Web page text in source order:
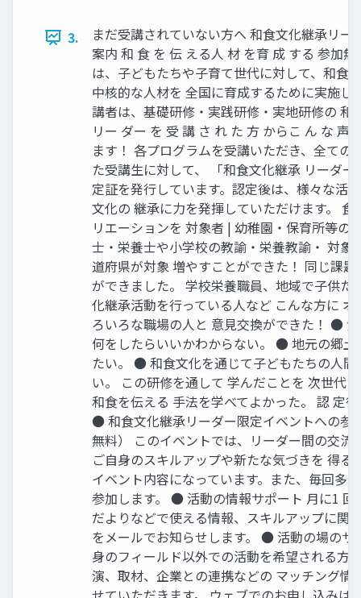
3.
まだ受講されていない方へ 和食文化継承リー
案内 和 食 を 伝 える人 材 を育 成 する 参加
は、子どもたちや子育て世代に対して、和食
中核的な人材を 全国に育成するために実施し
講者は、基礎研修・実践研修・実地研修の 和
リー ダー を 受 講 さ れ た 方 からこ ん な 声
ます！ 各プログラムを受講いただき、全ての
た受講生に対して、 「和食文化継承 リーダー
定証を発行しています。認定後は、様々な活
文化の 継承に力を発揮していただけます。 食
リエーションを 対象者 | 幼稚園・保育所等の
士・栄養士や小学校の教諭・栄養教諭・ 対象
道府県が対象 増やすことができた！ 同じ課題
ができました。 学校栄養職員、地域で子供た
化継承活動を行っている人など こんな方に オ
ろいろな職場の人と 意見交換ができた！ ●
何をしたらいいかわからない。 ● 地元の郷土
たい。 ● 和食文化を通じて子どもたちの人間
い。 この研修を通して 学んだことを 次世代
和食を伝える 手法を学べてよかった。 認 定
● 和食文化継承リーダー限定イベントへの参
無料） このイベントでは、リーダー間の交流
ご自身のスキルアップや新たな気づきを 得る
イベント内容になっています。また、毎回多
参加します。 ● 活動の情報サポート 月に1 回
だよりなどで使える情報、スキルアップに関
をメールでお知らせします。 ● 活動の場のサ
身のフィールド以外での活動を希望される方
演、取材、企業との連携などの マッチング情